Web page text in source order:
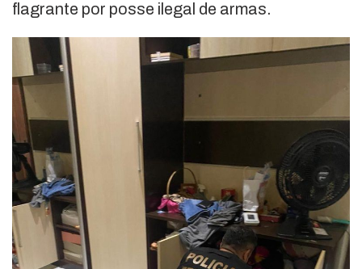
flagrante por posse ilegal de armas.